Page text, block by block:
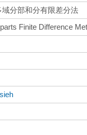
分部和分有限差分法
Finite Difference